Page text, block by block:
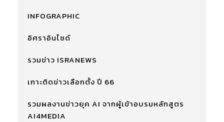
INFOGRAPHIC
อิศราอินไซด์
รวมข่าว ISRANEWS
เกาะติดข่าวเลือกตั้ง ปี 66
รวมผลงานข่าวยุค AI จากผู้เข้าอบรมหลักสูตร
AI4MEDIA